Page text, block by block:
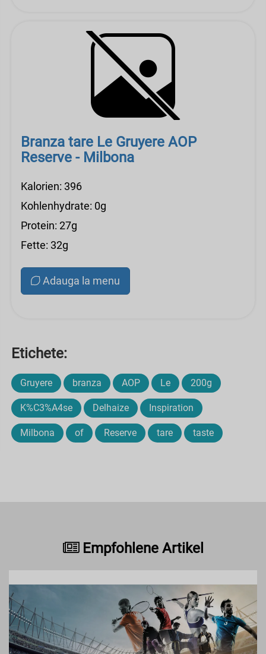
Branza tare Le Gruyere AOP
Reserve - Milbona
Kalorien: 396
Kohlenhydrate: 0g
Protein: 27g
Fette: 32g
Adauga la menu
Etichete:
Gruyere branza AOP Le 200g
K%C3%A4se Delhaize Inspiration
Milbona of Reserve tare taste
Empfohlene Artikel